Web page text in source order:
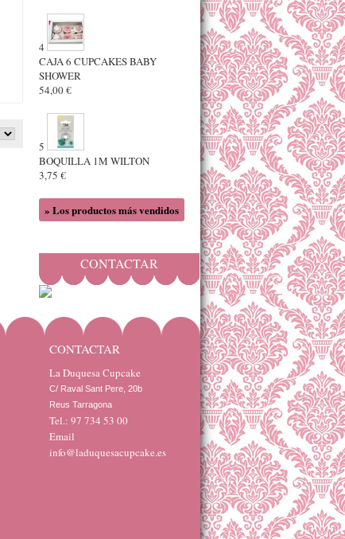
4
CAJA 6 CUPCAKES BABY
SHOWER
54,00 €
5
BOQUILLA 1M WILTON
3,75 €
» Los productos más vendidos
CONTACTAR
CONTACTAR
La Duquesa Cupcake
C/ Raval Sant Pere, 20b
Reus Tarragona
Tel.: 97 734 53 00
Email
info@laduquesacupcake.es